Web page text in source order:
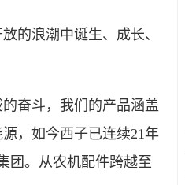
的浪潮中诞生、成长、
奋斗，我们的产品涵盖
，如今西子已连续21年
团。从农机配件跨越至